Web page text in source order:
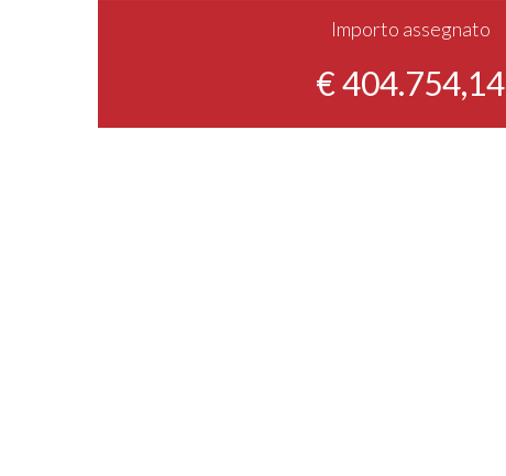
Importo assegnato
€ 404.754,14